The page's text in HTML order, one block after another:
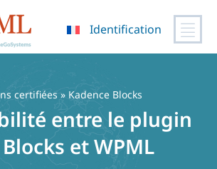
Identification
certifiées » Kadence Blocks
entre le plugin
et WPML